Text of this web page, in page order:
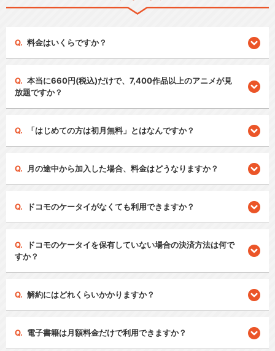
料金はいくらですか？
本当に660円(税込)だけで、7,400作品以上のアニメが見
放題ですか？
「はじめての方は初月無料」とはなんですか？
月の途中から加入した場合、料金はどうなりますか？
ドコモのケータイがなくても利用できますか？
ドコモのケータイを保有していない場合の決済方法は何で
すか？
解約にはどれくらいかかりますか？
電子書籍は月額料金だけで利用できますか？